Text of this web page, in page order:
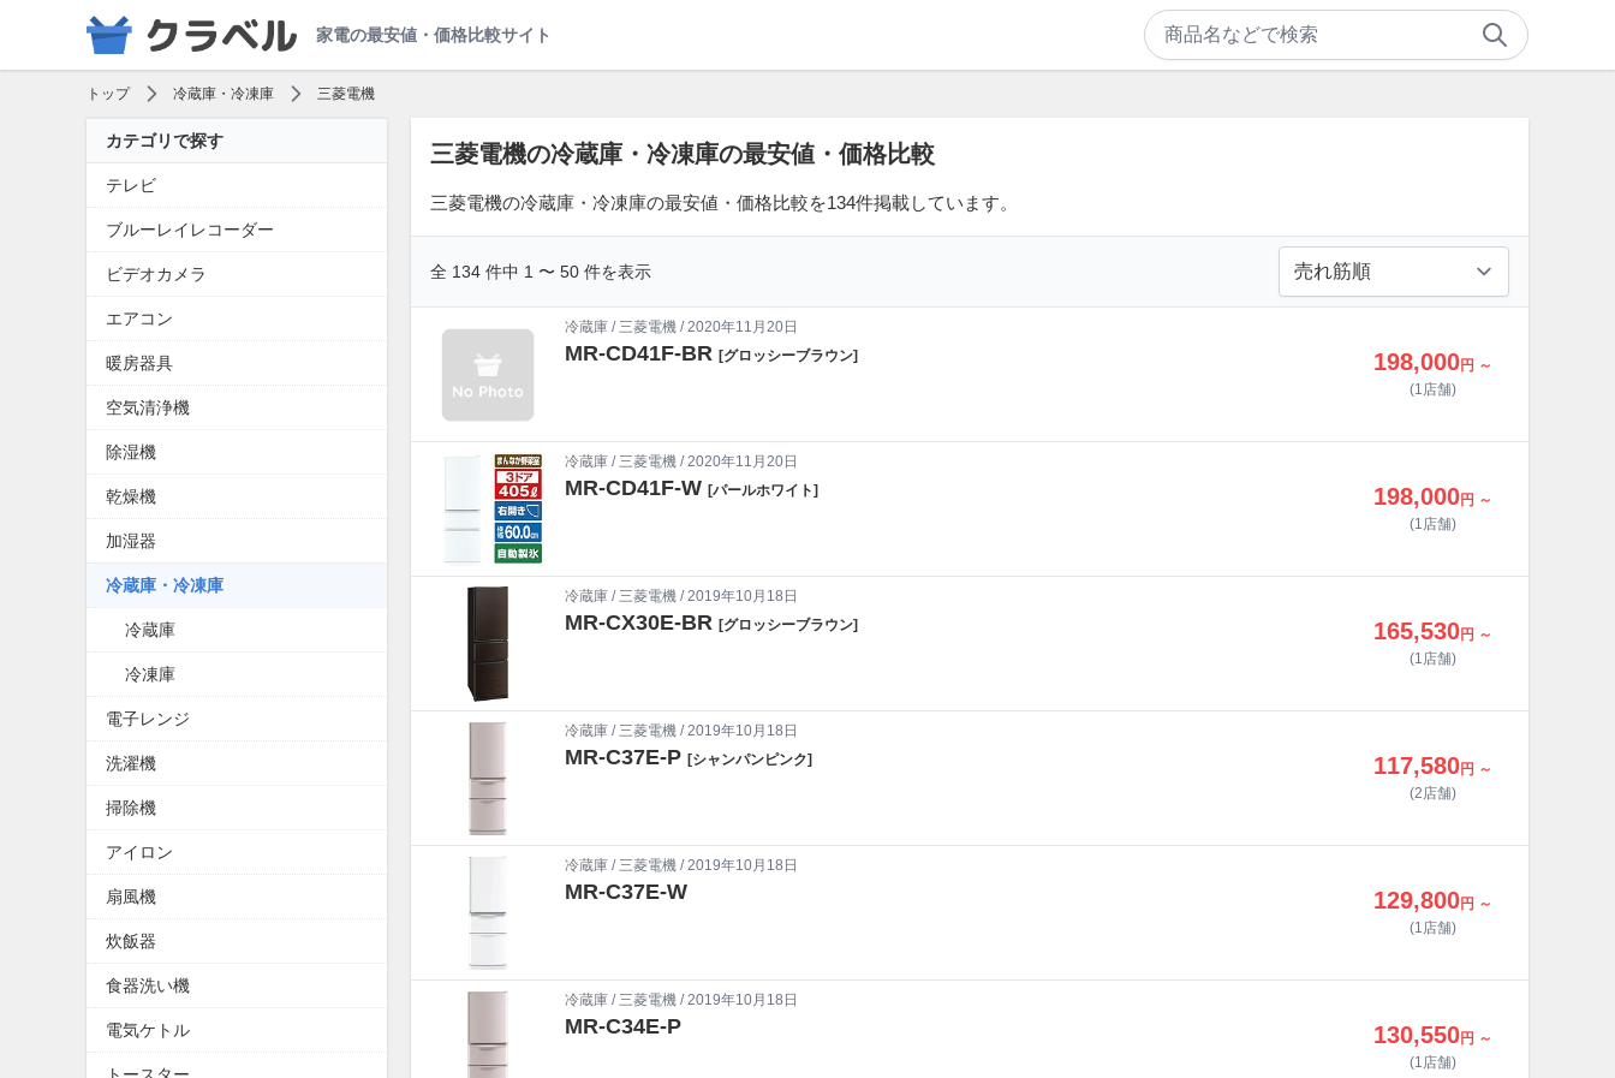
家電の最安値・価格比較サイト
トップ 冷蔵庫・冷凍庫 三菱電機
三菱電機の冷蔵庫・冷凍庫の最安値・価格比較
三菱電機の冷蔵庫・冷凍庫の最安値・価格比較を134件掲載しています。
全 134 件中 1 〜 50 件を表示
冷蔵庫 / 三菱電機 / 2020年11月20日
MR-CD41F-BR [グロッシーブラウン] 198,000円 ～
(1店舗)
冷蔵庫 / 三菱電機 / 2020年11月20日
MR-CD41F-W [パールホワイト] 198,000円 ～
(1店舗)
冷蔵庫 / 三菱電機 / 2019年10月18日
MR-CX30E-BR [グロッシーブラウン] 165,530円 ～
(1店舗)
冷蔵庫 / 三菱電機 / 2019年10月18日
MR-C37E-P [シャンパンピンク] 117,580円 ～
(2店舗)
冷蔵庫 / 三菱電機 / 2019年10月18日
MR-C37E-W 129,800円 ～
(1店舗)
冷蔵庫 / 三菱電機 / 2019年10月18日
MR-C34E-P 130,550円 ～
(1店舗)
カテゴリで探す
テレビ
ブルーレイレコーダー
ビデオカメラ
エアコン
暖房器具
空気清浄機
除湿機
乾燥機
加湿器
冷蔵庫・冷凍庫
冷蔵庫
冷凍庫
電子レンジ
洗濯機
掃除機
アイロン
扇風機
炊飯器
食器洗い機
電気ケトル